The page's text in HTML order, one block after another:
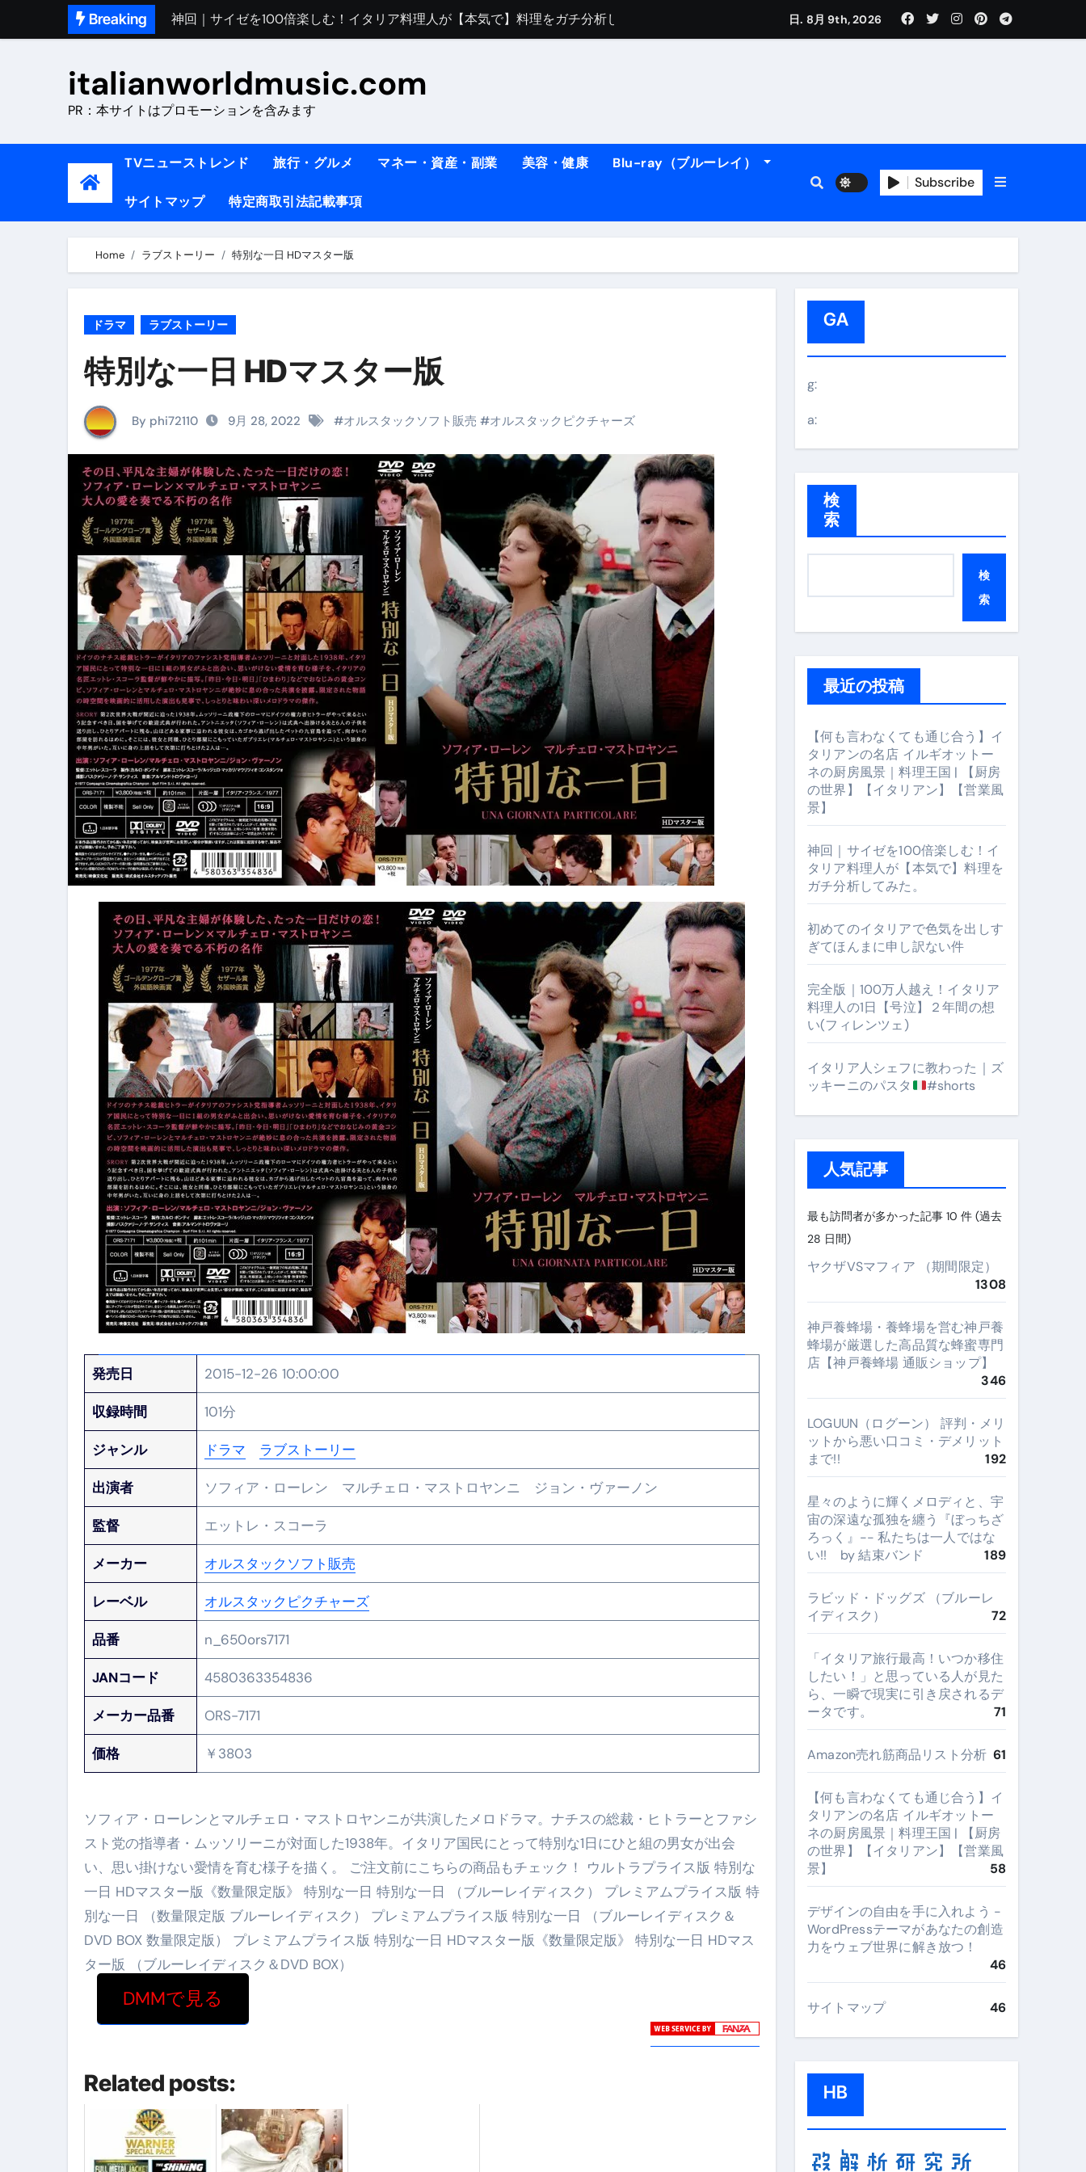
Breaking
初めてのイタリアで色気を出しすぎてほんまに申し訳ない件
イタリア人シェフに教わった｜ズッキーニのパスタ
​「イタリア旅行最高！いつか移住したい！」と思っている人が見たら、一瞬で現実に引き戻されるデータです。
イタリアNo. 1肉料理【ポルケッタ】スーパーの豚肉が大変身#shorts
トラブル回避のリアルな裏技アドバイスも
ラビッド・ドッグズ （ブルーレイディスク）
【カルボナーラの世界】イタリア料理 #Shorts
イタリア料理店【営業風景】週末ビリビリのランチ営業
死ぬまでに行きたい！【３つ星】ベストレストランを体験してみた結果…
【Vlog：July 2025】マリナと過ごしたイタリア
イタリアでの最後の仕事【帰国前最後の一週間】さよなら！イタリア！
Lake Como, Italy VLOG | Awesome things to do in Lake Como!
【Instagram Live】イタリア行きの飛行機乗り遅れ事件について
【賄いラーメン】人生初の二郎系ラーメン！イタリア人シェフ達に作ってみた結果…
【トマトパスタ】三ツ星シェフのパスタを完全再現 #shorts
フェノミナ-4K吹替音声収録版 SPECIAL-（4K ULTRA HD）
フェノミナ-4K吹替音声収録版- （ブルーレイディスク）
2026年料理人ローマへ行く！航空券0円てマジ？&アジア飯食べ尽くし
今年一番美味しい【卵かけご飯】#shorts
イタリア流
カリカリ羽つきポテト#shorts
イタリア旅行体験談＆オススメスポット｜a domenica! – Podcast #8
【何も言わなくても通じ合う】イタリアンの名店 イルギオットーネの厨房風景｜料理王国 | 【厨房の世界】【イタリアン】【営業風景】
日. 8月 9th, 2026
italianworldmusic.com
PR：本サイトはプロモーションを含みます
TVニューストレンド 旅行・グルメ マネー・資産・副業 美容・健康 Blu-ray（ブルーレイ）
サイトマップ 特定商取引法記載事項
Subscribe
Home ラブストーリー 特別な一日 HDマスター版
ドラマ ラブストーリー
特別な一日 HDマスター版
By phi72110 9月 28, 2022 #オルスタックソフト販売 #オルスタックピクチャーズ
発売日 2015-12-26 10:00:00
収録時間 101分
ジャンル ドラマ ラブストーリー
出演者 ソフィア・ローレン マルチェロ・マストロヤンニ ジョン・ヴァーノン
監督 エットレ・スコーラ
メーカー オルスタックソフト販売
レーベル オルスタックピクチャーズ
品番 n_650ors7171
JANコード 4580363354836
メーカー品番 ORS-7171
価格 ￥3803
ソフィア・ローレンとマルチェロ・マストロヤンニが共演したメロドラマ。ナチスの総裁・ヒトラーとファシ
スト党の指導者・ムッソリーニが対面した1938年。イタリア国民にとって特別な1日にひと組の男女が出会
い、思い掛けない愛情を育む様子を描く。 ご注文前にこちらの商品もチェック！ ウルトラプライス版 特別な
一日 HDマスター版《数量限定版》 特別な一日 特別な一日 （ブルーレイディスク） プレミアムプライス版 特
別な一日 （数量限定版 ブルーレイディスク） プレミアムプライス版 特別な一日 （ブルーレイディスク＆
DVD BOX 数量限定版） プレミアムプライス版 特別な一日 HDマスター版《数量限定版》 特別な一日 HDマス
ター版 （ブルーレイディスク＆DVD BOX）
DMMで見る
Related posts:
GA
g:
a:
検
索
検
索
最近の投稿
【何も言わなくても通じ合う】イ
タリアンの名店 イルギオットー
ネの厨房風景｜料理王国 | 【厨房
の世界】【イタリアン】【営業風
景】
神回｜サイゼを100倍楽しむ！イ
タリア料理人が【本気で】料理を
ガチ分析してみた。
初めてのイタリアで色気を出しす
ぎてほんまに申し訳ない件
完全版｜100万人越え！イタリア
料理人の1日【号泣】２年間の想
い(フィレンツェ)
イタリア人シェフに教わった｜ズ
ッキーニのパスタ
#shorts
人気記事
最も訪問者が多かった記事 10 件 (過去
28 日間)
ヤクザVSマフィア （期間限定）
1308
神戸養蜂場・養蜂場を営む神戸養
蜂場が厳選した高品質な蜂蜜専門
店【神戸養蜂場 通販ショップ】
346
LOGUUN（ログーン） 評判・メリ
ットから悪い口コミ・デメリット
まで!!
192
星々のように輝くメロディと、宇
宙の深遠な孤独を纏う『ぼっちざ
ろっく』-- 私たちは一人ではな
い!! by 結束バンド
189
ラビッド・ドッグズ （ブルーレ
イディスク）
72
​「イタリア旅行最高！いつか移住
したい！」と思っている人が見た
ら、一瞬で現実に引き戻されるデ
ータです。
71
Amazon売れ筋商品リスト分析 61
【何も言わなくても通じ合う】イ
タリアンの名店 イルギオットー
ネの厨房風景｜料理王国 | 【厨房
の世界】【イタリアン】【営業風
景】
58
デザインの自由を手に入れよう -
WordPressテーマがあなたの創造
力をウェブ世界に解き放つ！
46
サイトマップ 46
HB